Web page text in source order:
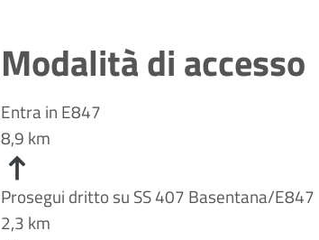
Modalità di accesso
Entra in E847
8,9 km
Prosegui dritto su SS 407 Basentana/E847
2,3 km